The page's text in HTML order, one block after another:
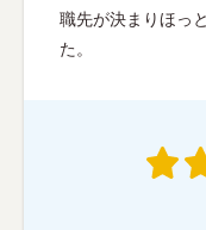
職先が決まりほっ
た。